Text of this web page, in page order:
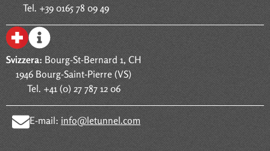
Tel. +39 0165 78 09 49
Svizzera: Bourg-St-Bernard 1, CH
1946 Bourg-Saint-Pierre (VS)
Tel. +41 (0) 27 787 12 06
E-mail: info@letunnel.com